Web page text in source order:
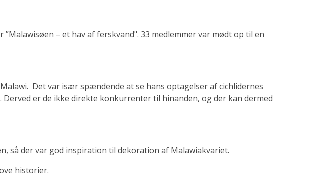
– et hav af ferskvand". 33 medlemmer var mødt op til en
Det var især spændende at se hans optagelser af cichlidernes
er de ikke direkte konkurrenter til hinanden, og der kan dermed
så der var god inspiration til dekoration af Malawiakvariet.
historier.